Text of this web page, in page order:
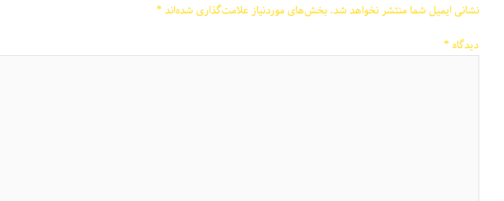
نشانی ایمیل شما منتشر نخواهد شد.بخش‌های موردنیاز علامت‌گذاری شده‌اند*
دیدگاه*